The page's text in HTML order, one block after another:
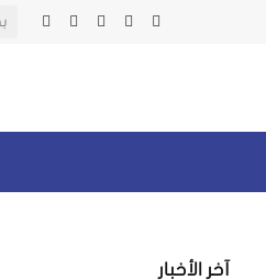
فيسبوك
X
الانستغرام
يوتيوبواتساب
آخر الأخبار